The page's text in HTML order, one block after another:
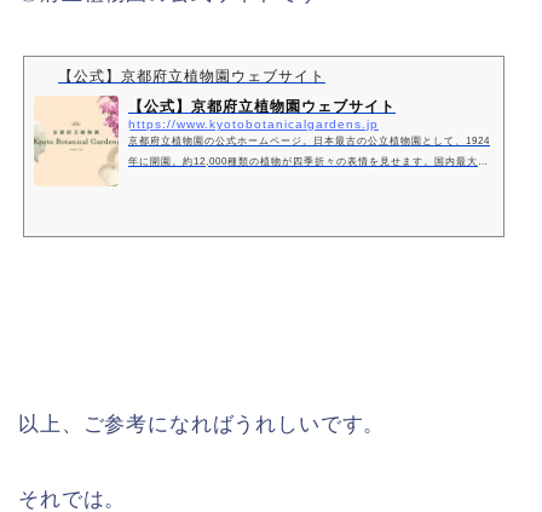
【公式】京都府立植物園ウェブサイト
【公式】京都府立植物園ウェブサイト
https://www.kyotobotanicalgardens.jp
京都府立植物園の公式ホームページ。日本最古の公立植物園として、1924
年に開園。約12,000種類の植物が四季折々の表情を見せます。国内最大級
以上、ご参考になればうれしいです。
それでは。